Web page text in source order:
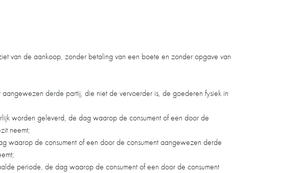
van de aankoop, zonder betaling van een boete en zonder opgave van
derde partij, die niet de vervoerder is, de goederen fysiek in
worden geleverd, de dag waarop de consument of een door de
neemt;
waarop de consument of een door de consument aangewezen derde
periode, de dag waarop de consument of een door de consument